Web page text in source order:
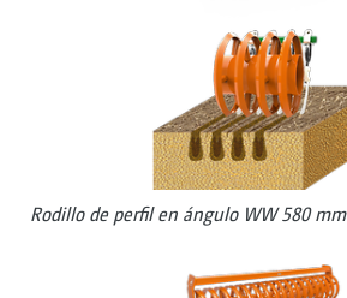
Rodillo de perfil en ángulo WW 580 mm